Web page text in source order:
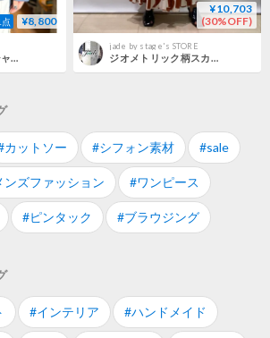
¥8,800
¥10,703
(30%OFF)
jade by stage's STORE
カットソー #シフォン素材 #sale
ンズファッション #ワンピース
#ピンタック #ブラウジング
#インテリア #ハンドメイド